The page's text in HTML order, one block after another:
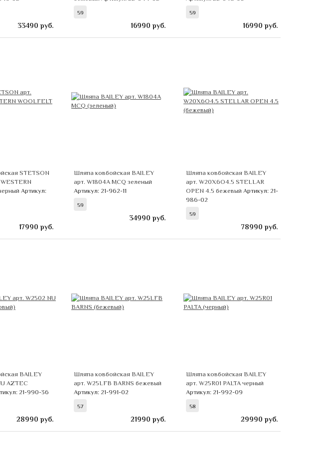
33490 руб.
59
16990 руб.
59
16990 руб.
STETSON
Артикул:
17990 руб.
Шляпа ковбойская BAILEY
арт. W1804A MCQ зеленый
Артикул: 21-962-11
59
34990 руб.
Шляпа ковбойская BAILEY
арт. W20X6O4.5 STELLAR
OPEN 4.5 бежевый Артикул: 21-
986-02
59
78990 руб.
BAILEY
AZTEC
21-990-36
28990 руб.
Шляпа ковбойская BAILEY
арт. W25LFB BARNS бежевый
Артикул: 21-991-02
57
21990 руб.
Шляпа ковбойская BAILEY
арт. W25R01 PALTA черный
Артикул: 21-992-09
58
29990 руб.